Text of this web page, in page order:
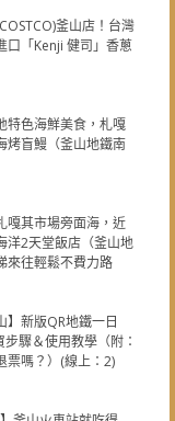
釜山店！台灣
口「Kenji 健司」香蔥
特色海鮮美食，札嘎
烤盲鰻（釜山地鐵南
嘎其市場旁面海，近
洋2天堂飯店（釜山地
來往輕鬆不費力路
】新版QR地鐵一日
驟＆使用教學（附：
票嗎？）(線上：2)